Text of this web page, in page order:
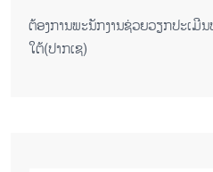
ຕ​້ອງ​ການ​ພະ​ນັກ​ງານ​ຊ່ວຍ​ວຽກ​ປະ​ເມີ
ໃຕ້​(ປາກ​ເຊ)